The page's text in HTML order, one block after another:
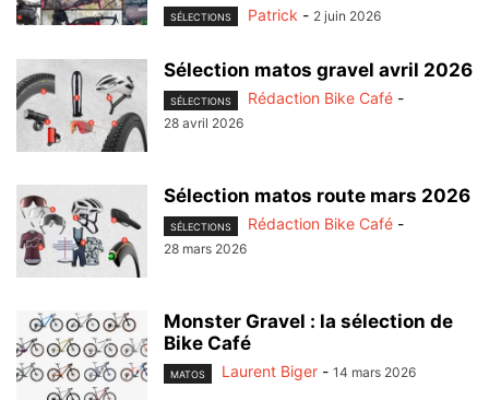
SÉLECTIONS Patrick - 2 juin 2026
Sélection matos gravel avril 2026
SÉLECTIONS Rédaction Bike Café -
28 avril 2026
Sélection matos route mars 2026
SÉLECTIONS Rédaction Bike Café -
28 mars 2026
Monster Gravel : la sélection de
Bike Café
MATOS Laurent Biger - 14 mars 2026